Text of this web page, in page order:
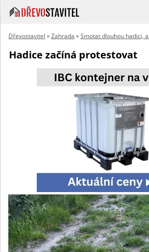
Dřevostavitel »Zahrada »Smotat dlouhou hadici,
Hadice začíná protestovat